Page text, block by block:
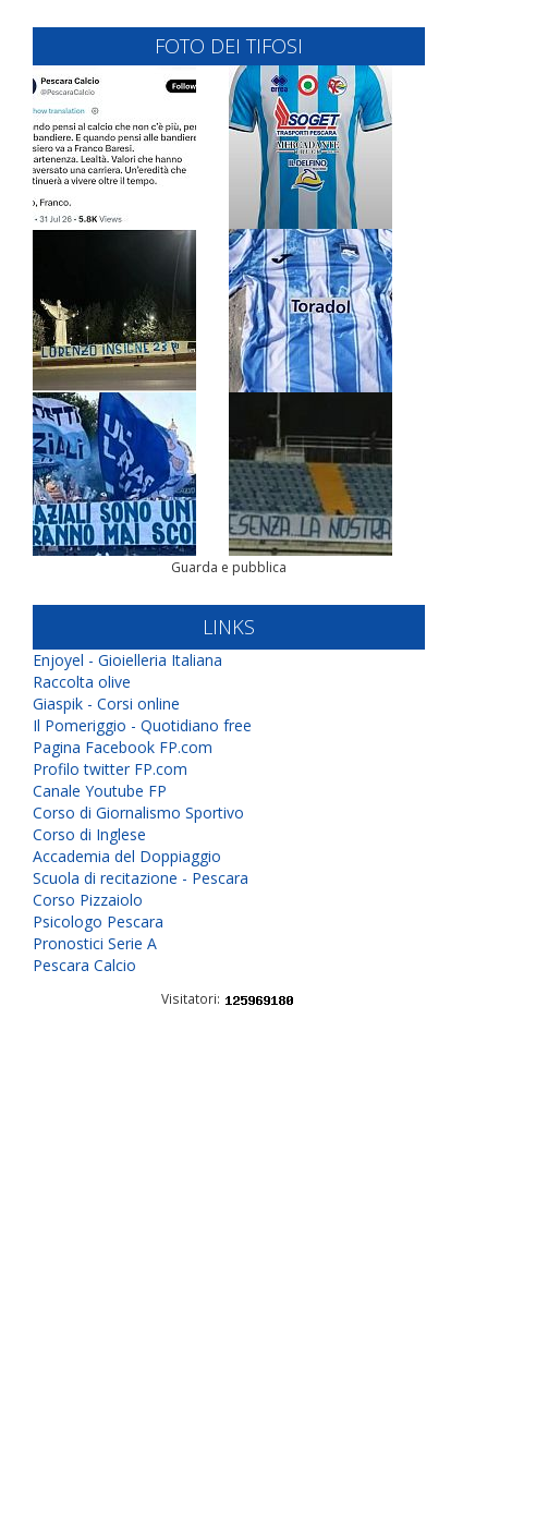
FOTO DEI TIFOSI
Guarda e pubblica
LINKS
Enjoyel - Gioielleria Italiana
Raccolta olive
Giaspik - Corsi online
Il Pomeriggio - Quotidiano free
Pagina Facebook FP.com
Profilo twitter FP.com
Canale Youtube FP
Corso di Giornalismo Sportivo
Corso di Inglese
Accademia del Doppiaggio
Scuola di recitazione - Pescara
Corso Pizzaiolo
Psicologo Pescara
Pronostici Serie A
Pescara Calcio
Visitatori: